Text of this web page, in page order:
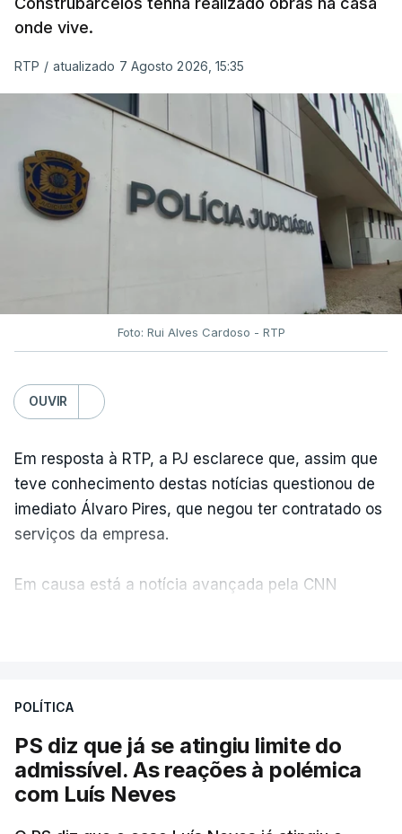
onde vive.
RTP / atualizado 7 Agosto 2026, 15:35
Foto: Rui Alves Cardoso - RTP
OUVIR
Em resposta à RTP, a PJ esclarece que, assim que
teve conhecimento destas notícias questionou de
imediato Álvaro Pires, que negou ter contratado os
serviços da empresa.
Em causa está a notícia avançada pela CNN
abertura de qualquer processo disciplinar, por não
ter qualquer elemento que indicie a realização
dessas obras.
POLÍTICA
PS diz que já se atingiu limite do
admissível. As reações à polémica
com Luís Neves